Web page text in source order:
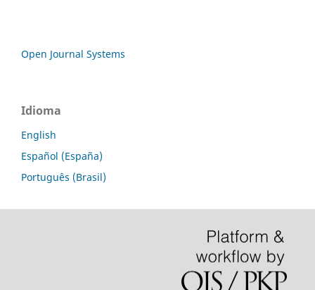
Open Journal Systems
Idioma
English
Español (España)
Português (Brasil)